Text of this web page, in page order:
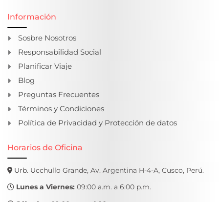
Información
Sosbre Nosotros
Responsabilidad Social
Planificar Viaje
Blog
Preguntas Frecuentes
Términos y Condiciones
Política de Privacidad y Protección de datos
Horarios de Oficina
Urb. Ucchullo Grande, Av. Argentina H-4-A, Cusco, Perú.
Lunes a Viernes: 09:00 a.m. a 6:00 p.m.